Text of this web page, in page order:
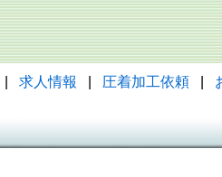
求人情報 圧着加工依頼